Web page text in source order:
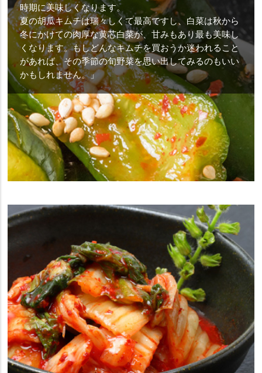
時期に美味しくなります。
夏の胡瓜キムチは瑞々しくて最高ですし、白菜は秋から
冬にかけての肉厚な黄芯白菜が、甘みもあり最も美味し
くなります。もしどんなキムチを買おうか迷われること
があれば、その季節の旬野菜を思い出してみるのもいい
かもしれません。」